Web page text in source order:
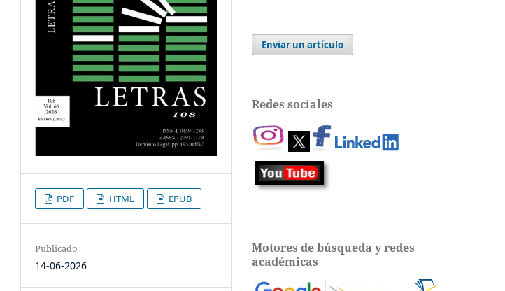
PDF HTML EPUB
Publicado
14-06-2026
Enviar un artículo
Redes sociales
Motores de búsqueda y redes
académicas